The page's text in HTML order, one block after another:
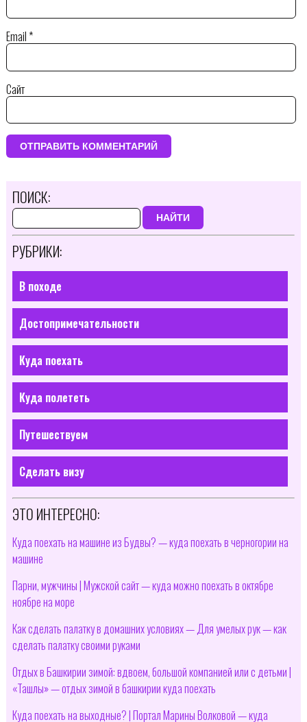
Email*
Сайт
ПОИСК:
НАЙТИ
РУБРИКИ:
В походе
Достопримечательности
Куда поехать
Куда полететь
Путешествуем
Сделать визу
ЭТО ИНТЕРЕСНО:
Куда поехать на машине из Будвы? — куда поехать в черногории на
машине
Парни, мужчины | Мужской сайт — куда можно поехать в октябре
ноябре на море
Как сделать палатку в домашних условиях — Для умелых рук — как
сделать палатку своими руками
Отдых в Башкирии зимой: вдвоем, большой компанией или с детьми |
«Ташлы» — отдых зимой в башкирии куда поехать
Куда поехать на выходные? | Портал Марины Волковой — куда